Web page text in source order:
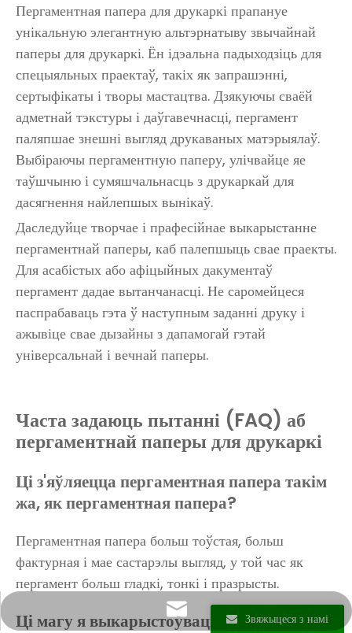
Пергаментная папера для друкаркі прапануе
унікальную элегантную альтэрнатыву звычайнай
паперы для друкаркі. Ён ідэальна падыходзіць для
спецыяльных праектаў, такіх як запрашэнні,
сертыфікаты і творы мастацтва. Дзякуючы сваёй
адметнай тэкстуры і даўгавечнасці, пергамент
паляпшае знешні выгляд друкаваных матэрыялаў.
Выбіраючы пергаментную паперу, улічвайце яе
таўшчыню і сумяшчальнасць з друкаркай для
дасягнення найлепшых вынікаў.
Даследуйце творчае і прафесійнае выкарыстанне
пергаментнай паперы, каб палепшыць свае праекты.
Для асабістых або афіцыйных дакументаў
пергамент дадае вытанчанасці. Не саромейцеся
паспрабаваць гэта ў наступным заданні друку і
ажывіце свае дызайны з дапамогай гэтай
універсальнай і вечнай паперы.
Часта задаюць пытанні (FAQ) аб
пергаментнай паперы для друкаркі
Ці з'яўляецца пергаментная папера такім
жа, як пергаментная папера?
Пергаментная папера больш тоўстая, больш
фактурная і мае састарэлы выгляд, у той час як
пергамент больш гладкі, тонкі і празрысты.
Ці магу я выкарыстоўваць пергаментную
Звяжыцеся з намі
info@sunriseproduct.cn